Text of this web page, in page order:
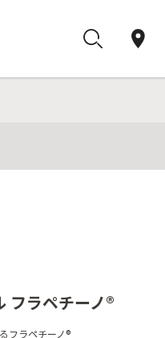
フラペチーノ®
フラペチーノ®